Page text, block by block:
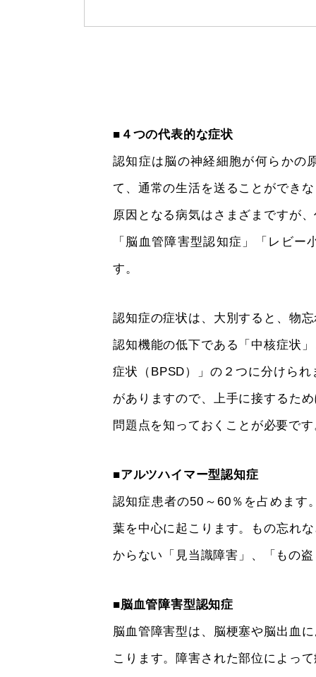
■４つの代表的な症状
認知症は脳の神経細胞が何らかの
て、通常の生活を送ることができ
原因となる病気はさまざまですが
「脳血管障害型認知症」「レビ
す。
認知症の症状は、大別すると、物
認知機能の低下である「中核症状
症状（BPSD）」の２つに分けら
がありますので、上手に接するた
問題点を知っておくことが必要で
■アルツハイマー型認知症
認知症患者の50～60％を占めます
葉を中心に起こります。もの忘れ
からない「見当識障害」、「もの
■脳血管障害型認知症
脳血管障害型は、脳梗塞や脳出血
こります。障害された部位によっ